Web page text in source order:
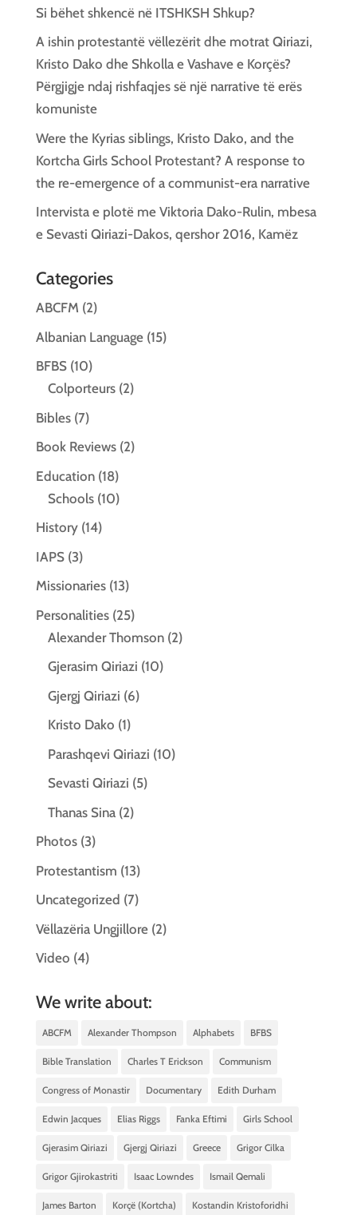
Si bëhet shkencë në ITSHKSH Shkup?
A ishin protestantë vëllezërit dhe motrat Qiriazi,
Kristo Dako dhe Shkolla e Vashave e Korçës?
Përgjigje ndaj rishfaqjes së një narrative të erës
komuniste
Were the Kyrias siblings, Kristo Dako, and the
Kortcha Girls School Protestant? A response to
the re-emergence of a communist-era narrative
Intervista e plotë me Viktoria Dako-Rulin, mbesa
e Sevasti Qiriazi-Dakos, qershor 2016, Kamëz
Categories
ABCFM (2)
Albanian Language(15)
BFBS(10)
Colporteurs(2)
Bibles(7)
Book Reviews(2)
Education(18)
Schools(10)
History(14)
IAPS(3)
Missionaries(13)
Personalities(25)
Alexander Thomson(2)
Gjerasim Qiriazi (10)
Gjergj Qiriazi (6)
Kristo Dako (1)
Parashqevi Qiriazi (10)
Sevasti Qiriazi (5)
Thanas Sina(2)
Photos(3)
Protestantism (13)
Uncategorized (7)
Vëllazëria Ungjillore(2)
Video (4)
We write about:
ABCFM Alexander Thompson Alphabets BFBS
Bible Translation Charles T Erickson Communism
Congress of Monastir Documentary Edith Durham
Edwin Jacques Elias Riggs Fanka Eftimi Girls School
Gjerasim Qiriazi Gjergj Qiriazi Greece Grigor Cilka
Grigor Gjirokastriti Isaac Lowndes Ismail Qemali
James Barton Korçë (Kortcha) Kostandin Kristoforidhi